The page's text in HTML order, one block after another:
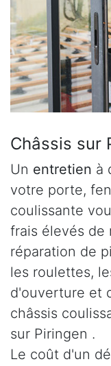
Châssis sur
Un entretien à
votre porte,
coulissante
frais élevés de
réparation de
les roulettes,
d'ouverture et
châssis
sur Piringen .
Le coût d'un